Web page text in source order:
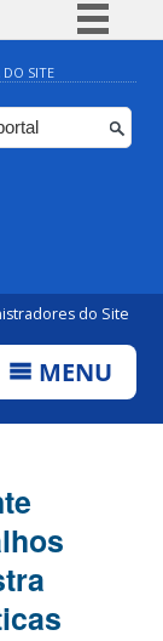
BR
SITE
do Site
MENU